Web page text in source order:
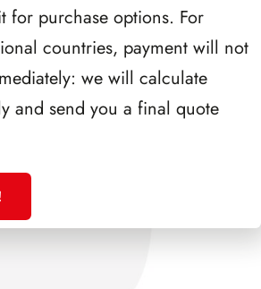
for purchase options. For
countries, payment will not
we will calculate
and send you a final quote